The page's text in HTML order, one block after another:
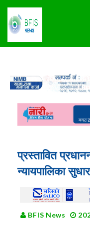
प्रस्तावित
न्यायपालिका
BFIS News